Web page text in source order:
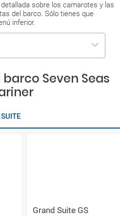
sobre los camarotes y las
del barco. Sólo tienes que
inferior.
Seven Seas
SUITE
Grand Suite GS